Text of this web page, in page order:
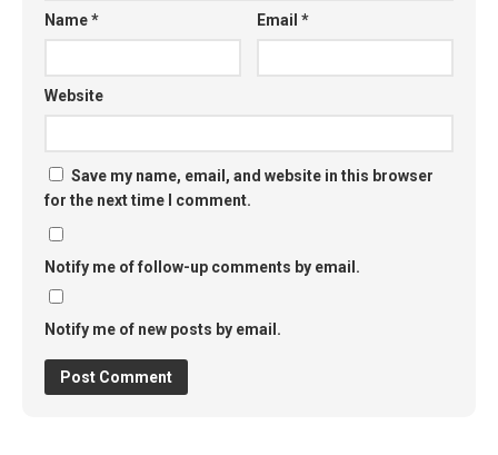
Name* Email*
Website
Save my name, email, and website in this browser
for the next time I comment.
Notify me of follow-up comments by email.
Notify me of new posts by email.